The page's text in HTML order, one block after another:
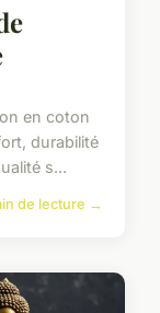
en coton
durabilité
s...
de lecture →